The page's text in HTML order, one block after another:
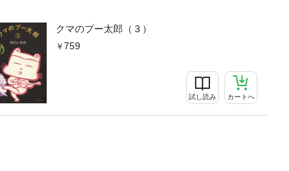
クマのプー太郎（３）
759
試し読み カートへ